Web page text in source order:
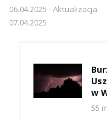
06.04.2025 - Aktualizacja
07.04.2025
w
55